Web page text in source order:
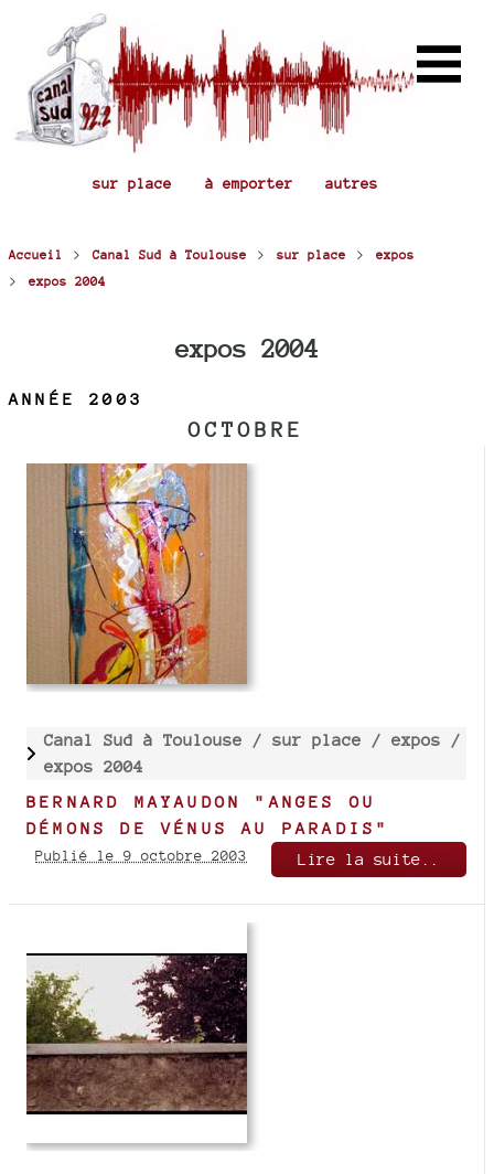
sur place à emporter autres
Accueil > Canal Sud à Toulouse > sur place > expos
> expos 2004
expos 2004
ANNÉE 2003
OCTOBRE
Canal Sud à Toulouse / sur place / expos /
expos 2004
BERNARD MAYAUDON "ANGES OU
DÉMONS DE VÉNUS AU PARADIS"
Publié le 9 octobre 2003 Lire la suite..